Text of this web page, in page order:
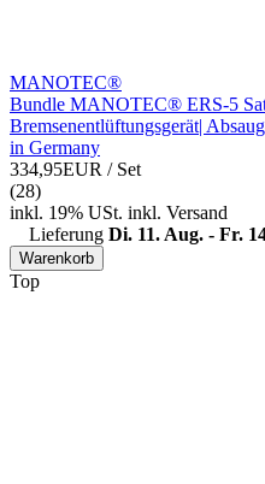
MANOTEC®
Bundle MANOTEC® ERS-5
Bremsenentlüftungsgerät|
in Germany
334,95EUR / Set
(28)
inkl. 19% USt. inkl. Versand
Lieferung Di. 11. Aug. - Fr.
Warenkorb
Top